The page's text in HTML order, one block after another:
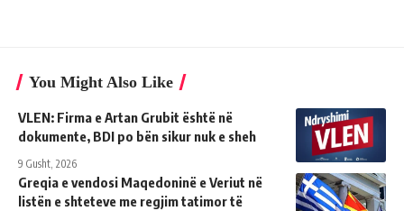
You Might Also Like
VLEN: Firma e Artan Grubit është në
dokumente, BDI po bën sikur nuk e sheh
9 Gusht, 2026
Greqia e vendosi Maqedoninë e Veriut në
listën e shteteve me regjim tatimor të